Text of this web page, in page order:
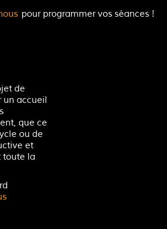
pour programmer vos séances !
de
un accueil
que ce
ou de
et
toute la